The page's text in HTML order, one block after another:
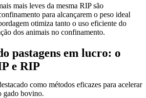
mais leves da mesma RIP são
para alcançarem o peso ideal
otimiza tanto o uso eficiente do
dos animais no confinamento.
pastagens em lucro: o
e RIP
como métodos eficazes para acelerar
gado bovino.